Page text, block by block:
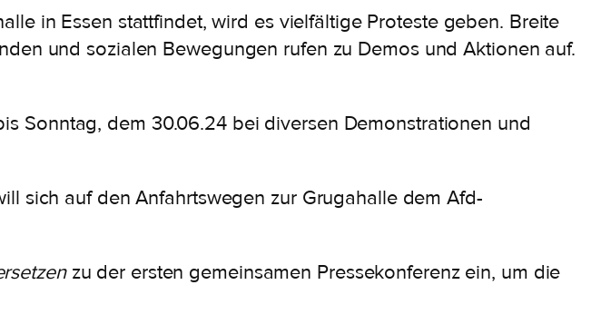
in Essen stattfindet, wird es vielfältige Proteste geben. Breite
und sozialen Bewegungen rufen zu Demos und Aktionen auf.
Sonntag, dem 30.06.24 bei diversen Demonstrationen und
sich auf den Anfahrtswegen zur Grugahalle dem Afd-
zu der ersten gemeinsamen Pressekonferenz ein, um die